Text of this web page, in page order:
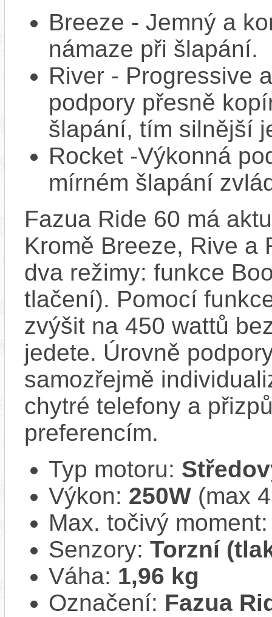
Breeze - Jemný a
námaze při šlapání.
River - Progressive
podpory přesně
šlapání, tím silnější
Rocket -Výkonná
mírném šlapání
Fazua Ride 60 má
Kromě Breeze, Rive a
dva režimy: funkce
tlačení). Pomocí
zvýšit na 450 wattů
jedete. Úrovně
samozřejmě
chytré telefony a
preferencím.
Typ motoru:
Výkon: 250W (max
Max. točivý
Senzory: Torzní
Váha: 1,96 kg
Označení: Fazua